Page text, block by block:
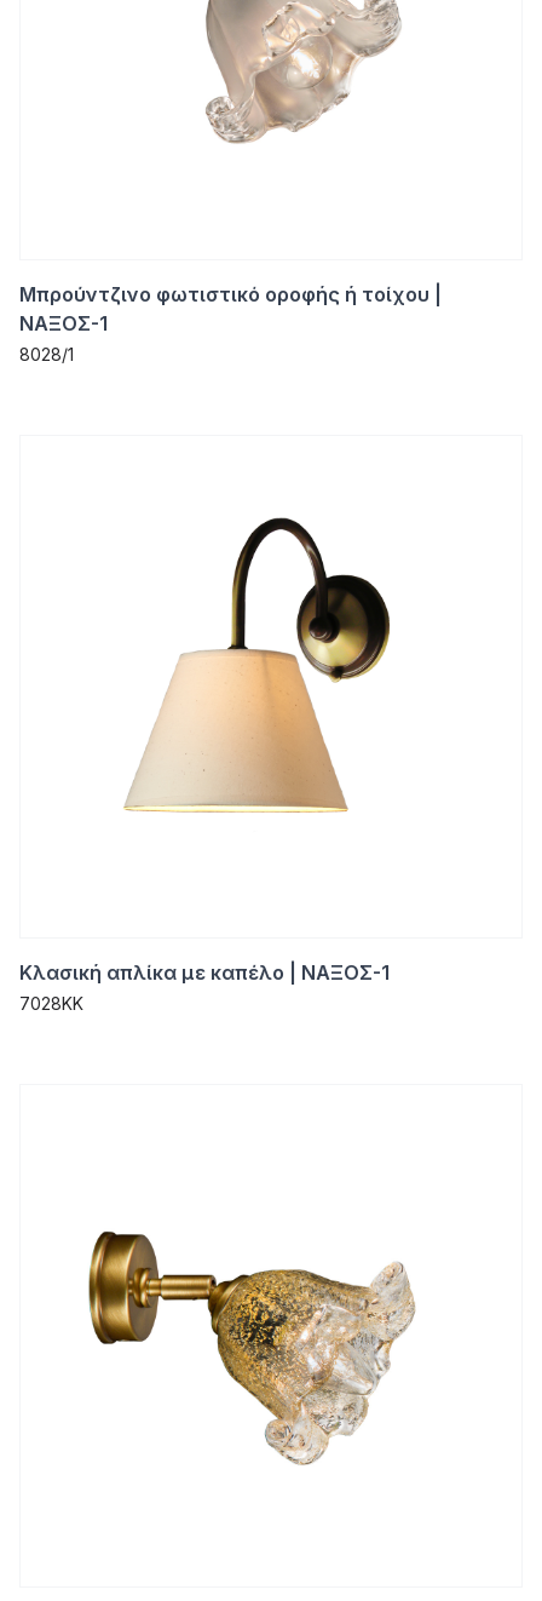
Μπρούντζινο φωτιστικό οροφής ή τοίχου |
ΝΑΞΟΣ-1
8028/1
Κλασική απλίκα με καπέλο | ΝΑΞΟΣ-1
7028KK